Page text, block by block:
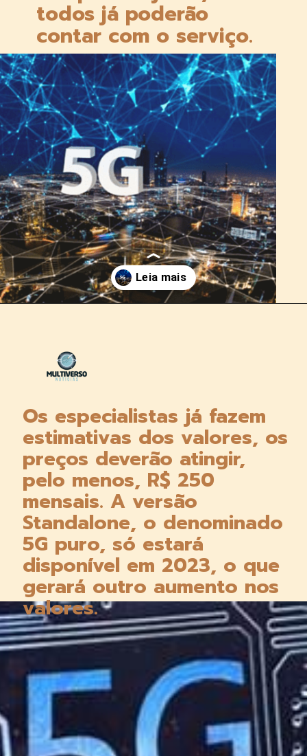
todos já poderão
contar com o serviço.
Os especialistas já fazem
estimativas dos valores, os
preços deverão atingir,
pelo menos, R$ 250
mensais. A versão
Standalone, o denominado
5G puro, só estará
disponível em 2023, o que
gerará outro aumento nos
valores.